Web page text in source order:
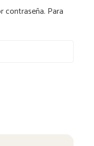
contraseña. Para